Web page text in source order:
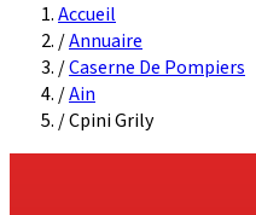
Accueil
/Annuaire
/Caserne De Pompiers
/Ain
/Cpini Grily